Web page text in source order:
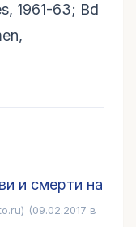
1961-63; Bd
и смерти на
(09.02.2017 в